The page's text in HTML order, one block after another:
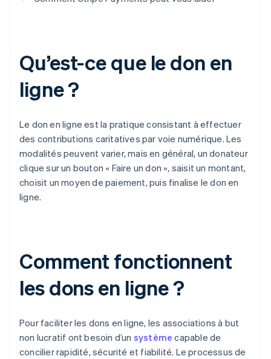
Qu’est-ce que le don en
ligne ?
Le don en ligne est la pratique consistant à effectuer
des contributions caritatives par voie numérique. Les
modalités peuvent varier, mais en général, un donateur
clique sur un bouton « Faire un don », saisit un montant,
choisit un moyen de paiement, puis finalise le don en
ligne.
Comment fonctionnent
les dons en ligne ?
Pour faciliter les dons en ligne, les associations à but
non lucratif ont besoin d’un système capable de
concilier rapidité, sécurité et fiabilité. Le processus de